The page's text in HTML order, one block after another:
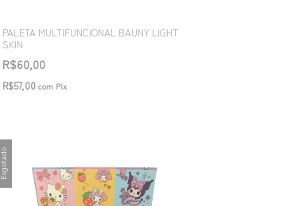
PALETA MULTIFUNCIONAL BAUNY LIGHT
SKIN
R$60,00
R$57,00 com Pix
Esgotado